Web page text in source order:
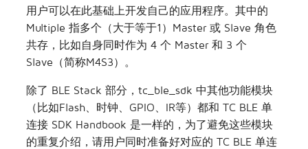
低电检测
OTA
LED管理
软件定时器
TLSR9528A开发板
TLSR9518A开发板
TLSR8258开发板
TLSR8208开发板
模组底板
位置服务
汽车电子
AIOT-DK1 + ML7218
用户可以在此基础上开发自己的应用程序。其中的
Multiple 指多个（大于等于1）Master 或 Slave 角色
共存，比如自身同时作为 4 个 Master 和 3 个
Slave（简称M4S3）。
除了 BLE Stack 部分，tc_ble_sdk 中其他功能模块
（比如Flash、时钟、GPIO、IR等）都和 TC BLE 单
连接 SDK Handbook 是一样的，为了避免这些模块
的重复介绍，请用户同时准备好对应的 TC BLE 单连